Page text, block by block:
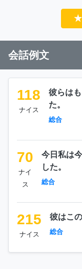
★
会話例文
118
ナイス
彼らは
た。
総合
70
ナイ
ス
今日私は
した。
総合
215
ナイス
彼はこ
総合